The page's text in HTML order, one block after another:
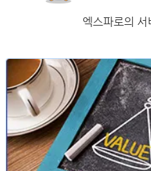
엑스파로의 서